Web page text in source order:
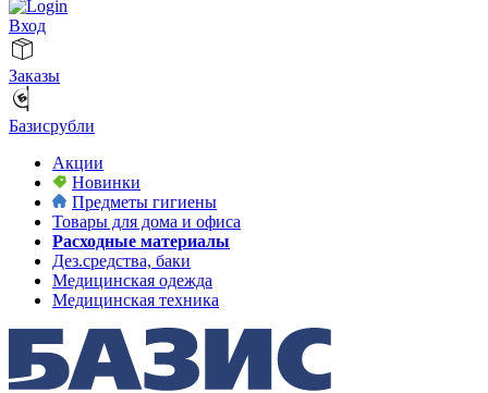
Вход
Заказы
Базисрубли
Акции
Новинки
Предметы гигиены
Товары для дома и офиса
Расходные материалы
Дез.средства, баки
Медицинская одежда
Медицинская техника